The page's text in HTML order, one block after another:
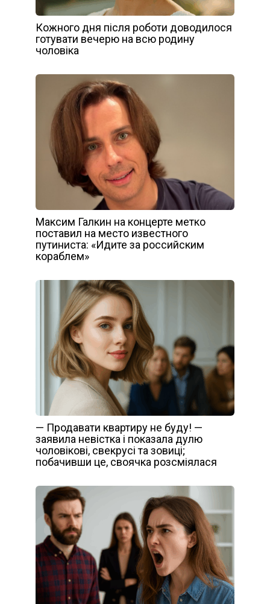
Кожного дня після роботи доводилося
готувати вечерю на всю родину
чоловіка
Максим Галкин на концерте метко
поставил на место известного
путиниста: «Идите за российским
кораблем»
— Продавати квартиру не буду! —
заявила невістка і показала дулю
чоловікові, свекрусі та зовиці;
побачивши це, своячка розсміялася